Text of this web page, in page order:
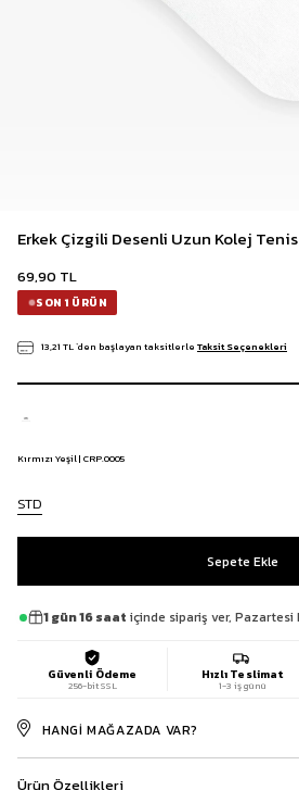
Erkek Çizgili Desenli Uzun Kolej Tenis
69,90 TL
SON 1 ÜRÜN
13,21 TL`den başlayan taksitlerle Taksit Seçenekleri
Kırmızı Yeşil | CRP.0005
STD
1 gün 16 saat içinde sipariş ver, Pazartesi
Güvenli Ödeme
256-bit SSL
Hızlı Teslimat
1-3 iş günü
HANGI MAĞAZADA VAR?
Ürün Özellikleri